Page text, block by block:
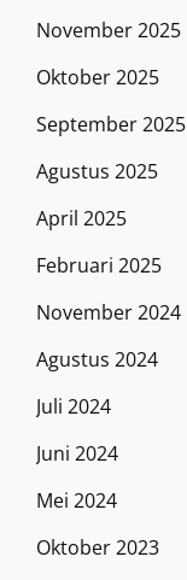
November 2025
Oktober 2025
September 2025
Agustus 2025
April 2025
Februari 2025
November 2024
Agustus 2024
Juli 2024
Juni 2024
Mei 2024
Oktober 2023